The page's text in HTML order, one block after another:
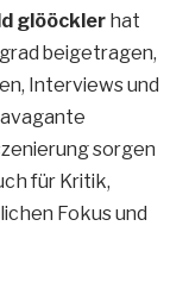
glööckler hat
beigetragen,
Interviews und
sorgen
für Kritik,
Fokus und